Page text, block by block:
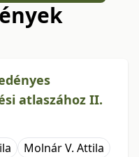
atlaszához II.
Molnár V. Attila